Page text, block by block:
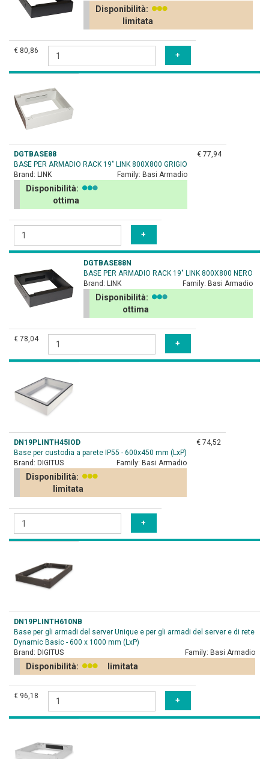
Disponibilità:
limitata
€ 80,86
DGTBASE88
BASE PER ARMADIO RACK 19" LINK 800X800 GRIGIO
Brand: LINK Family: Basi Armadio
Disponibilità:
ottima
€ 77,94
DGTBASE88N
BASE PER ARMADIO RACK 19" LINK 800X800 NERO
Brand: LINK Family: Basi Armadio
Disponibilità:
ottima
€ 78,04
DN19PLINTH45IOD
Base per custodia a parete IP55 - 600x450 mm (LxP)
Brand: DIGITUS Family: Basi Armadio
Disponibilità:
limitata
€ 74,52
DN19PLINTH610NB
Base per gli armadi del server Unique e per gli armadi del server e di rete
Dynamic Basic - 600 x 1000 mm (LxP)
Brand: DIGITUS Family: Basi Armadio
Disponibilità: limitata
€ 96,18